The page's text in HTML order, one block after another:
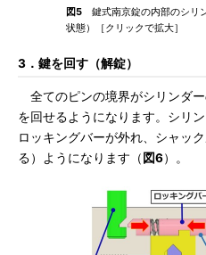
図5 鍵式南京錠の内部のシリ
状態）［クリックで拡大］
3．鍵を回す（解錠）
全てのピンの境界がシリンダ
を回せるようになります。シリ
ロッキングバーが外れ、シャッ
る）ようになります（ 図6）。